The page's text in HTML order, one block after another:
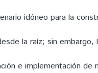
idóneo para la
la raíz; sin embargo,
e implementación de